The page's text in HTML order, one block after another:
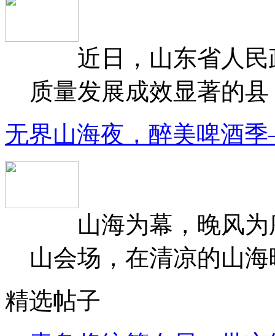
近日，山东省人民
质量发展成效显著的
无界山海夜，醉美啤酒
山海为幕，晚风为
山会场，在清凉的山
精选帖子